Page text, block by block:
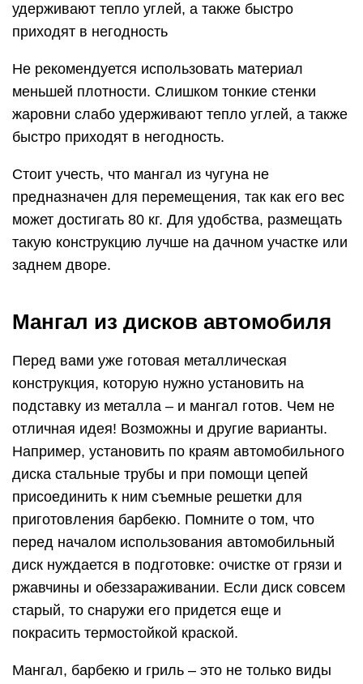
удерживают тепло углей, а также быстро
приходят в негодность
Не рекомендуется использовать материал
меньшей плотности. Слишком тонкие стенки
жаровни слабо удерживают тепло углей, а также
быстро приходят в негодность.
Стоит учесть, что мангал из чугуна не
предназначен для перемещения, так как его вес
может достигать 80 кг. Для удобства, размещать
такую конструкцию лучше на дачном участке или
заднем дворе.
Мангал из дисков автомобиля
Перед вами уже готовая металлическая
конструкция, которую нужно установить на
подставку из металла – и мангал готов. Чем не
отличная идея! Возможны и другие варианты.
Например, установить по краям автомобильного
диска стальные трубы и при помощи цепей
присоединить к ним съемные решетки для
приготовления барбекю. Помните о том, что
перед началом использования автомобильный
диск нуждается в подготовке: очистке от грязи и
ржавчины и обеззараживании. Если диск совсем
старый, то снаружи его придется еще и
покрасить термостойкой краской.
Мангал, барбекю и гриль – это не только виды